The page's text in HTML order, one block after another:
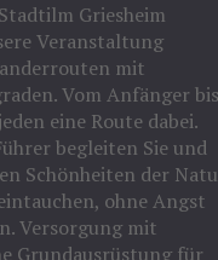
Griesheim
Veranstaltung
mit
Vom Anfänger bis
eine Route dabei.
begleiten Sie und
Schönheiten der
ohne Angst
Versorgung mit
Grundausrüstung für